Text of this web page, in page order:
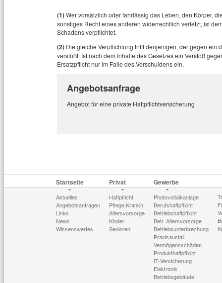
(1)Wer vorsätzlich oder fahrlässig das Leben, den Körper,
sonstiges Recht eines anderen widerrechtlich verletzt, ist
Schadens verpflichtet.
(2) Die gleiche Verpflichtung trifft denjenigen, der gegen ein
verstößt. Ist nach dem Inhalte des Gesetzes ein Verstoß
Ersatzpflicht nur im Falle des Verschuldens ein.
Angebotsanfrage
Angebot für eine private Haftpflichtversicherung
Startseite
Aktuelles
Angebotsanfragen
Links
News
Wissenswertes
Privat
Haftpflicht
Pflege,Krankh.
Altersvorsorge
Kinder
Senioren
Gewerbe
Photovoltaikanlage
Berufshaftpflicht
Betriebshaftpflicht
Betr. Altersvorsorge
Betriebsunterbrechung
Praxisausfall
Vermögensschäden
Produkthaftpflicht
IT-Versicherung
Elektronik
Betriebsgebäude